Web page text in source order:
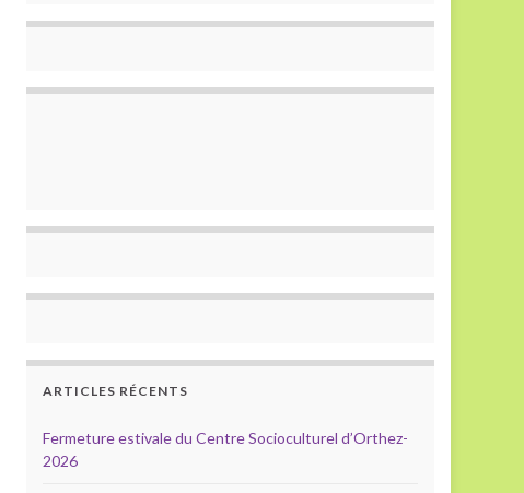
ARTICLES RÉCENTS
Fermeture estivale du Centre Socioculturel d’Orthez-
2026